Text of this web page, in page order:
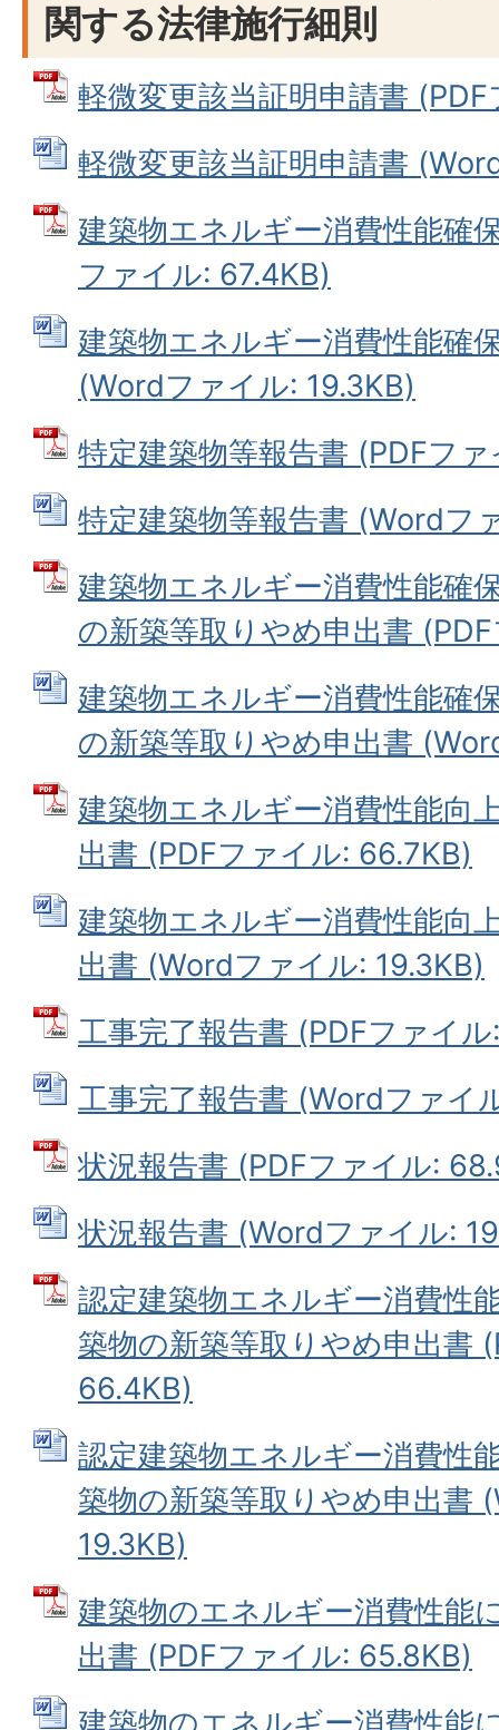
関する法律施行細則
軽微変更該当証明申請書
軽微変更該当証明申請書
建築物エネルギー消費性能確
ファイル: 67.4KB)
建築物エネルギー消費性能確
(Wordファイル: 19.3KB)
特定建築物等報告書 (PDFフ
特定建築物等報告書 (Wordフ
建築物エネルギー消費性能確
の新築等取りやめ申出書
建築物エネルギー消費性能確
の新築等取りやめ申出書
建築物エネルギー消費性能向
出書 (PDFファイル: 66.7KB)
建築物エネルギー消費性能向
出書 (Wordファイル: 19.3KB)
工事完了報告書 (PDFファイ
工事完了報告書 (Wordファイ
状況報告書 (PDFファイル:
状況報告書 (Wordファイル:
認定建築物エネルギー消費性
築物の新築等取りやめ申出書
66.4KB)
認定建築物エネルギー消費性
築物の新築等取りやめ申出書
19.3KB)
建築物のエネルギー消費性能
出書 (PDFファイル: 65.8KB)